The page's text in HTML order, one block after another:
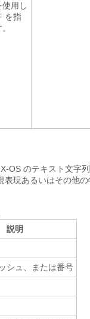
使用し
を指
OS のテキスト文字
表現あるいはその他
説明
シュ、または番号